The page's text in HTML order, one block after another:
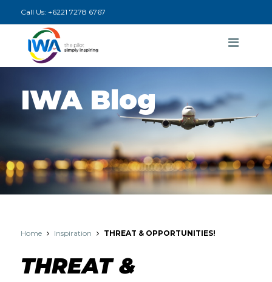
Call Us: +6221 7278 6767
IWA Blog
Home Inspiration THREAT & OPPORTUNITIES!
THREAT &